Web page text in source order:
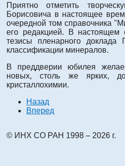
Приятно отметить
Борисовича в настоящее
очередной том справочника
его редакцией. В настоящем
тезисы пленарного доклада
классификации минералов.
В преддверии юбилея
новых, столь же ярких,
кристаллохимии.
Назад
Вперед
© ИНХ СО РАН 1998 – 2026 г.